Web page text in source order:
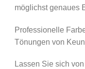
möglichst genaues
Professionelle
Tönungen von
Lassen Sie sich